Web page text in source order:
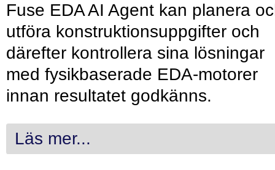
Fuse EDA AI Agent kan planera
utföra konstruktionsuppgifter och
därefter kontrollera sina lösningar
med fysikbaserade EDA-motorer
innan resultatet godkänns.
Läs mer...